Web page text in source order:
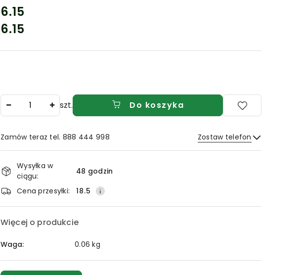
cena:
6.15
Cena:
6.15
szt. Do koszyka
Zamów teraz tel. 888 444 998 Zostaw telefon
Wyślij
Dostępność
i
dostawa
Wysyłka w
ciągu:
48 godzin
Cena przesyłki:
18.5
Więcej o produkcie
Waga: 0.06 kg